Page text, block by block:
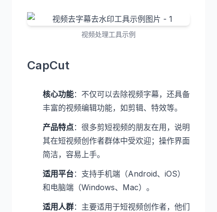
视频处理工具示例
CapCut
核心功能：不仅可以去除视频字幕，还具备
丰富的视频编辑功能，如剪辑、特效等。
产品特点：很多剪短视频的朋友在用，说明
其在短视频创作者群体中受欢迎；操作界面
简洁，容易上手。
适用平台：支持手机端（Android、iOS）
和电脑端（Windows、Mac）。
适用人群：主要适用于短视频创作者，他们